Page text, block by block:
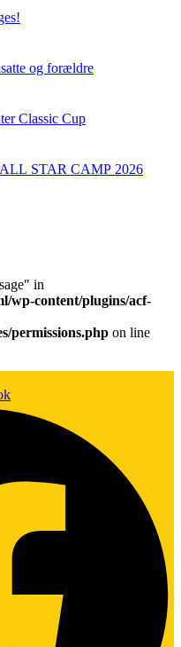
og forældre
Classic Cup
STAR CAMP 2026
in
wp-content/plugins/acf-
permissions.php on line